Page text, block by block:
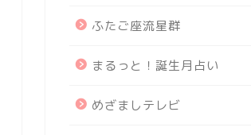
ふたご座流星群
まるっと！誕生月占い
めざましテレビ